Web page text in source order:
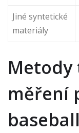
Jiné syntetické
materiály
měření